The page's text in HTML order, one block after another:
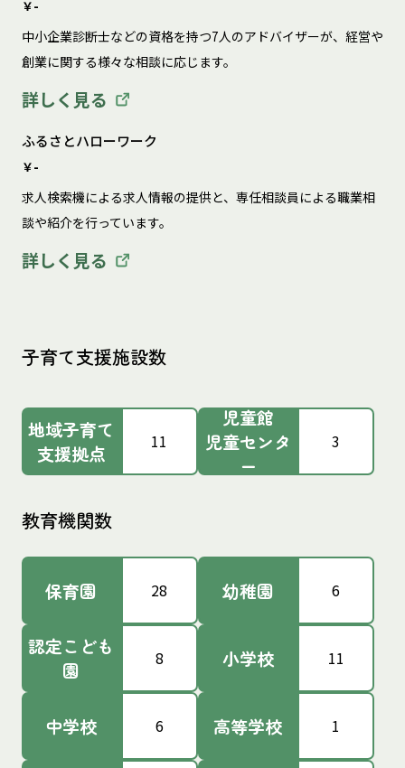
￥-
中小企業診断士などの資格を持つ7人のアドバイザーが、経営や
創業に関する様々な相談に応じます。
詳しく見る
ふるさとハローワーク
￥-
求人検索機による求人情報の提供と、専任相談員による職業相
談や紹介を行っています。
詳しく見る
子育て支援施設数
地域子育て
支援拠点
11
児童館
児童センタ
ー
3
教育機関数
保育園 28 幼稚園 6
認定こども
園
8 小学校 11
中学校 6 高等学校 1